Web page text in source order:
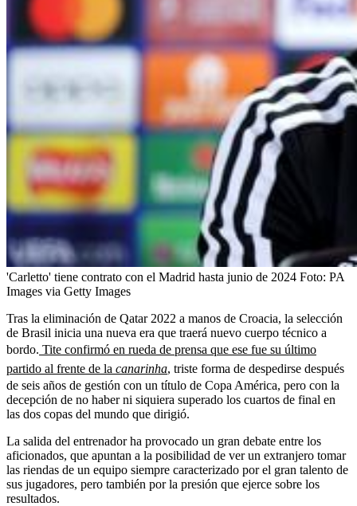
'Carletto' tiene contrato con el Madrid hasta junio de 2024 Foto: PA
Images via Getty Images
Tras la eliminación de Qatar 2022 a manos de Croacia, la selección
de Brasil inicia una nueva era que traerá nuevo cuerpo técnico a
bordo. Tite confirmó en rueda de prensa que ese fue su último
partido al frente de la canarinha, triste forma de despedirse después
de seis años de gestión con un título de Copa América, pero con la
decepción de no haber ni siquiera superado los cuartos de final en
las dos copas del mundo que dirigió.
La salida del entrenador ha provocado un gran debate entre los
aficionados, que apuntan a la posibilidad de ver un extranjero tomar
las riendas de un equipo siempre caracterizado por el gran talento de
sus jugadores, pero también por la presión que ejerce sobre los
resultados.